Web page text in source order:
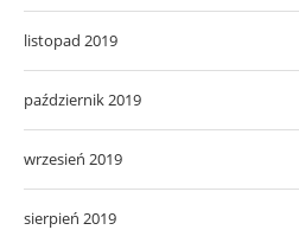
listopad 2019
październik 2019
wrzesień 2019
sierpień 2019